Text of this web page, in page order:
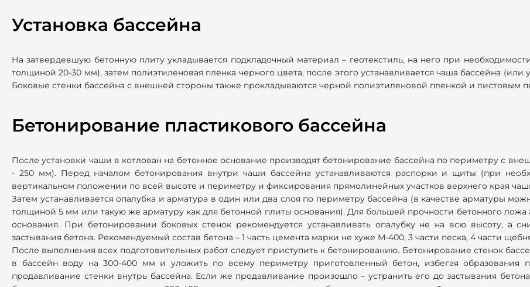
Установка бассейна
На затвердевшую бетонную плиту укладывается подкладочный материал – геотекстиль, на него при
толщиной 20-30 мм), затем полиэтиленовая пленка черного цвета, после этого устанавливается чаша бассейна (или
Боковые стенки бассейна с внешней стороны также прокладываются черной полиэтиленовой пленкой и листовым
Бетонирование пластикового бассейна
После установки чаши в котлован на бетонное основание производят бетонирование бассейна по периметру с
- 250 мм). Перед началом бетонирования внутри чаши бассейна устанавливаются распорки и щиты (при
вертикальном положении по всей высоте и периметру и фиксирования прямолинейных участков верхнего края
Затем устанавливается опалубка и арматура в один или два слоя по периметру бассейна (в качестве арматуры
толщиной 5 мм или такую же арматуру как для бетонной плиты основания). Для большей прочности бетонного ложа
основания. При бетонировании боковых стенок рекомендуется устанавливать опалубку не на всю высоту,
застывания бетона. Рекомендуемый состав бетона – 1 часть цемента марки не хуже М-400, 3 части песка, 4 части
После выполнения всех подготовительных работ следует приступить к бетонированию. Бетонирование стенок
в бассейн воду на 300-400 мм и уложить по всему периметру приготовленный бетон, избегая образования
продавливание стенки внутрь бассейна. Если же продавливание произошло – устранить его до застывания